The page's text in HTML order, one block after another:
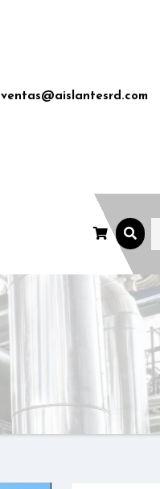
ventas@aislantesrd.com